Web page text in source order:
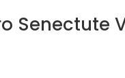
Senectute